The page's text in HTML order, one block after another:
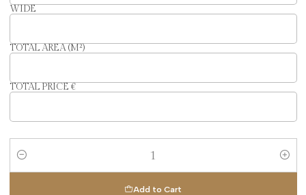
WIDE
TOTAL AREA (M²)
TOTAL PRICE €
Quantity
Add to Cart